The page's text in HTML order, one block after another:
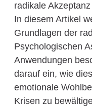
radikale
In diesem Artikel
Grundlagen der
Psychologischen
Anwendungen
darauf ein, wie
emotionale
Krisen zu